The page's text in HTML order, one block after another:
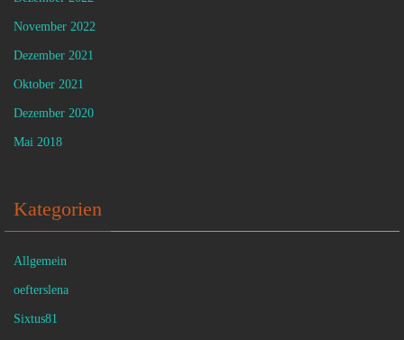
November 2022
Dezember 2021
Oktober 2021
Dezember 2020
Mai 2018
Kategorien
Allgemein
oefterslena
Sixtus81